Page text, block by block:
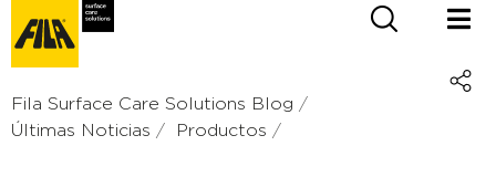
Fila Surface Care Solutions Blog
Últimas Noticias
Productos